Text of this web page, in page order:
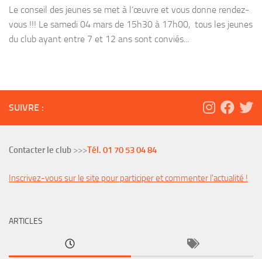
Le conseil des jeunes se met à l’œuvre et vous donne rendez-
vous !!! Le samedi 04 mars de 15h30 à 17h00, tous les jeunes
du club ayant entre 7 et 12 ans sont conviés...
SUIVRE :
Contacter le club >>>Tél. 01 70 53 04 84
Inscrivez-vous sur le site pour participer et commenter l'actualité !
ARTICLES